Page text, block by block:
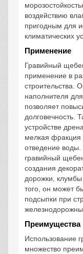
воздействию
пригодным для
климатических
Применение
Гравийный
применение в
строительства.
наполнителя
позволяет
долговечность.
устройстве
мелкая фракция
отведение
гравийный
создания
дорожки,
того, он может
подсыпки при
Преимущества
Использование
множество